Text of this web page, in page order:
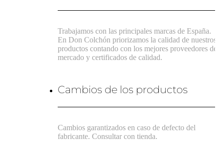
Trabajamos con las principales marcas de España.
En Don Colchón priorizamos la calidad de nuestros
productos contando con los mejores proveedores del
mercado y certificados de calidad.
Cambios de los productos
Cambios garantizados en caso de defecto del
fabricante. Consultar con tienda.